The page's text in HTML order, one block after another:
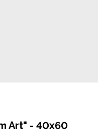
Art" - 40х60